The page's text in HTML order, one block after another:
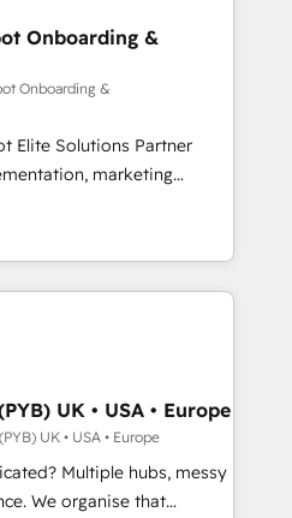
revenue operations and
built and custom
tech stack. - Custom
and full-funnel automation.
and lead
hub setup across
and Service Hubs. -
support, and
to convert, scale, and
Onboarding &
Onboarding &
Elite Solutions Partner
marketing
consulting, B2B SEO,
AEO and GEO (AI
HubSpot Content Hub and
across technology,
services and
in Johannesburg, Cape
AI visibility coverage
Perplexity, Gemini and
UK • USA • Europe
UK • USA • Europe
Multiple hubs, messy
that